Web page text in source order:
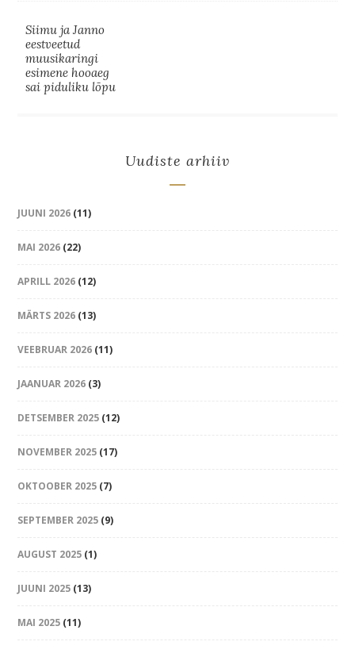
Siimu ja Janno
eestveetud
muusikaringi
esimene hooaeg
sai piduliku lõpu
Uudiste arhiiv
JUUNI 2026 (11)
MAI 2026 (22)
APRILL 2026 (12)
MÄRTS 2026 (13)
VEEBRUAR 2026 (11)
JAANUAR 2026 (3)
DETSEMBER 2025 (12)
NOVEMBER 2025 (17)
OKTOOBER 2025 (7)
SEPTEMBER 2025 (9)
AUGUST 2025 (1)
JUUNI 2025 (13)
MAI 2025 (11)